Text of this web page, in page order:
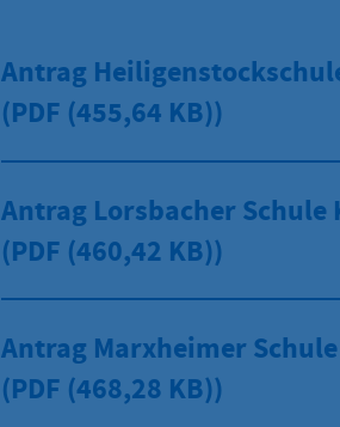
Antrag
(PDF (455,64 KB))
Antrag Lorsbacher
(PDF (460,42 KB))
Antrag Marxheimer
(PDF (468,28 KB))